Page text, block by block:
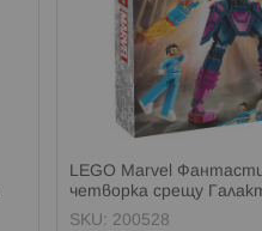
LEGO Marvel
четворка срещу
фигура за
SKU: 200528